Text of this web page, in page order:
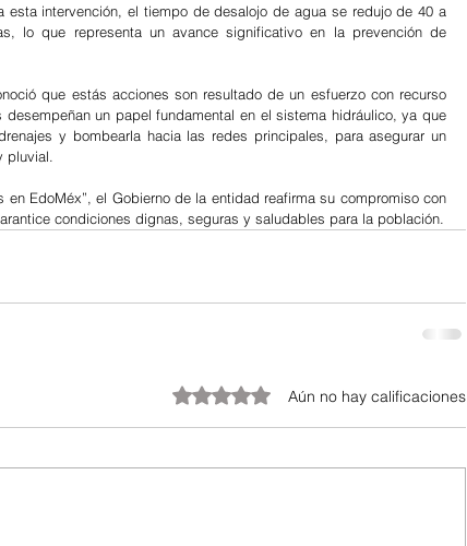
esta intervención, el tiempo de desalojo de agua se redujo de 40 a
lo que representa un avance significativo en la prevención de
que estás acciones son resultado de un esfuerzo con recurso
un papel fundamental en el sistema hidráulico, ya que
y bombearla hacia las redes principales, para asegurar un
pluvial.
en EdoMéx”, el Gobierno de la entidad reafirma su compromiso con
condiciones dignas, seguras y saludables para la población.
Obtuvo 0 de 5 estrellas.Aún no hay calificaciones